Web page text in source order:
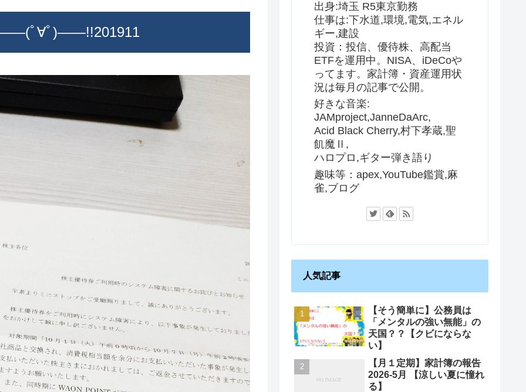
――(ﾟ∀ﾟ)――!!201911
出身:埼玉 R5東京勤務
仕事は:下水道,環境,電気,エネル
ギー,建設
投資：投信、優待株、高配当
ETFを運用中。NISA、iDeCoや
ってます。家計簿・資産運用状
況は毎月の記事で公開。
好きな音楽:
JAMproject,JanneDaArc,
Acid Black Cherry,村下孝蔵,聖
飢魔Ⅱ,
ハロプロ,ギター弾き語り
趣味等：apex,YouTube鑑賞,麻
雀,ブログ
人気記事
【そう簡単に】公務員は
「メンタルの強い無能」の
天国？？【クビにならな
い】
【月１定期】家計簿の報告
2026-5月 【涼しい夏に憧れ
る】